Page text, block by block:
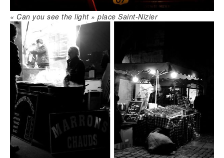
« Can you see the light » place Saint-Nizier